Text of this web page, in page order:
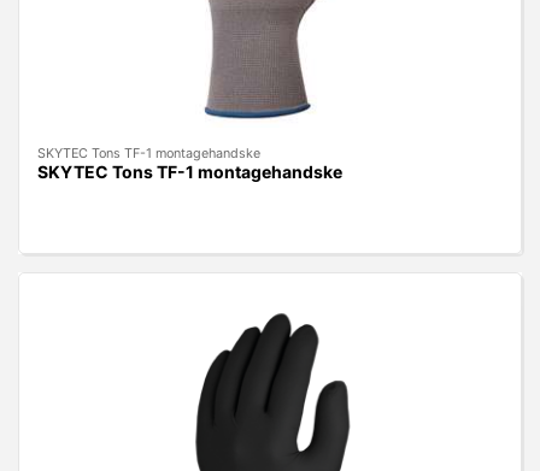
SKYTEC Tons TF-1 montagehandske
SKYTEC Tons TF-1 montagehandske